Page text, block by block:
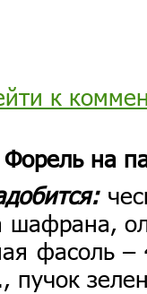
к
Форель на
фасоль